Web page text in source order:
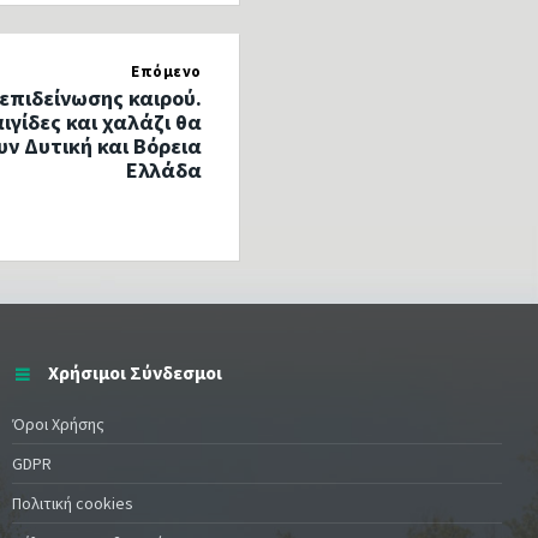
Επόμενο
καιρού.
και χαλάζι θα
Δυτική και Βόρεια
Ελλάδα
Χρήσιμοι Σύνδεσμοι
Όροι Χρήσης
GDPR
Πολιτική cookies